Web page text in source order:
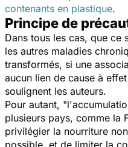
contenants en plastique.
Principe de
Dans tous les cas, que
les autres maladies
transformés, si une
aucun lien de cause à
soulignent les auteurs.
Pour autant, "
plusieurs pays, comme la
privilégier la nourriture
possible, et de limiter la